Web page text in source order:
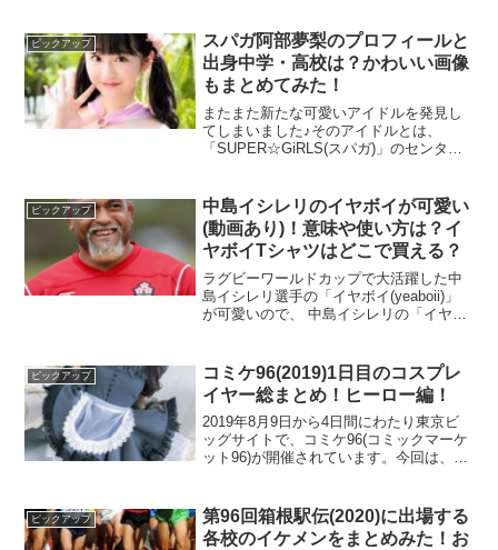
ピックアップ
スパガ阿部夢梨のプロフィールと
出身中学・高校は？かわいい画像
もまとめてみた！
またまた新たな可愛いアイドルを発見し
てしまいました♪そのアイドルとは、
「SUPER☆GiRLS(スパガ)」のセンタ
たので、今回は、 スパガ阿部夢梨のプロ
フィール スパガ...
ピックアップ
中島イシレリのイヤボイが可愛い
(動画あり)！意味や使い方は？イ
ヤボイTシャツはどこで買える？
ラグビーワールドカップで大活躍した中
島イシレリ選手の「イヤボイ(yeaboii)」
が可愛いので、 中島イシレリの「イヤボ
イTシャツってどこで買えるの？という...
ピックアップ
コミケ96(2019)1日目のコスプレ
イヤー総まとめ！ヒーロー編！
2019年8月9日から4日間にわたり東京ビ
ッグサイトで、コミケ96(コミックマーケ
ット96)が開催されています。今回は、コ
てご紹介して行きたいと思います。私に
とっては...
ピックアップ
第96回箱根駅伝(2020)に出場する
各校のイケメンをまとめみた！お